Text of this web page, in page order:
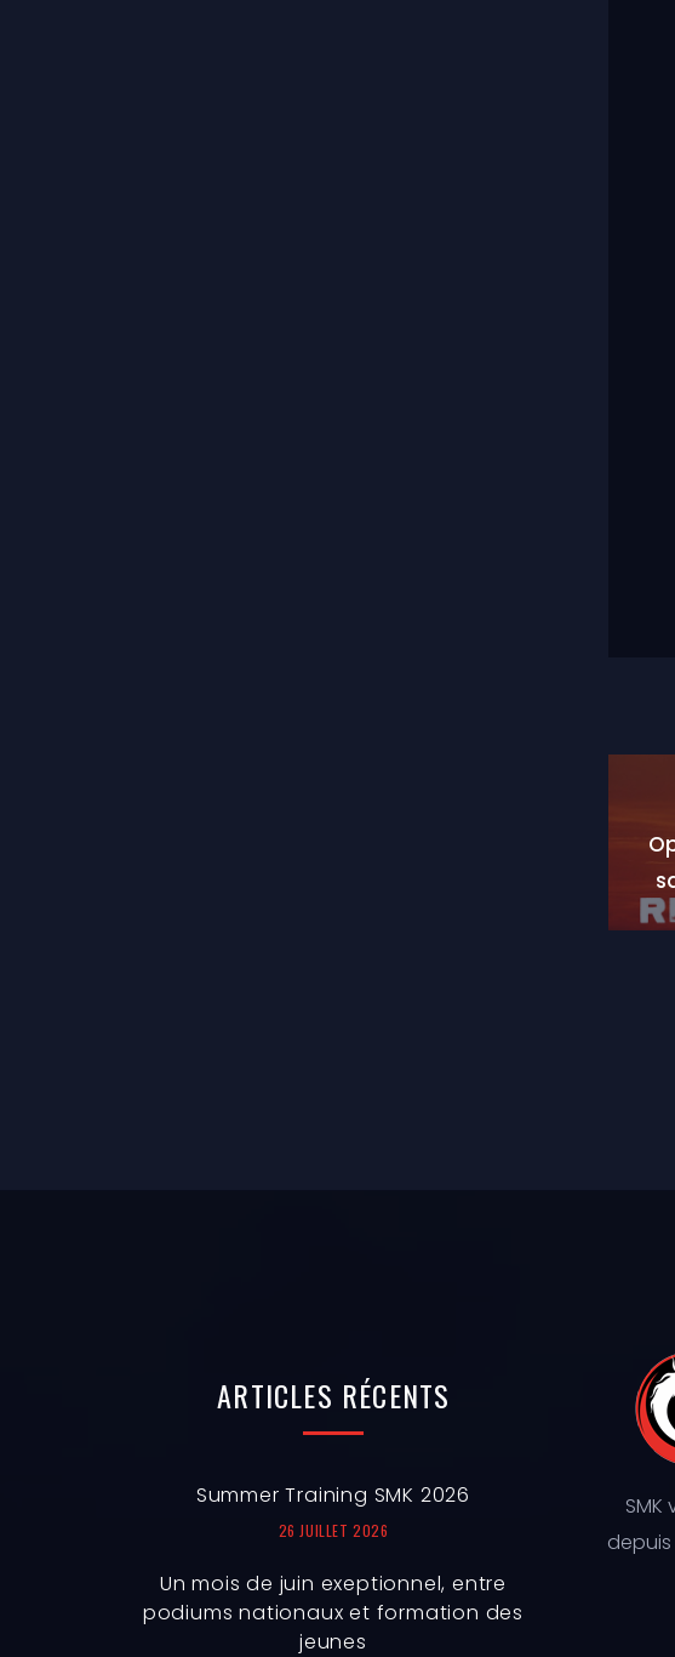
ARTICLES RÉCENTS
Summer Training SMK 2026
26 JUILLET 2026
Un mois de juin exeptionnel, entre
podiums nationaux et formation des
jeunes